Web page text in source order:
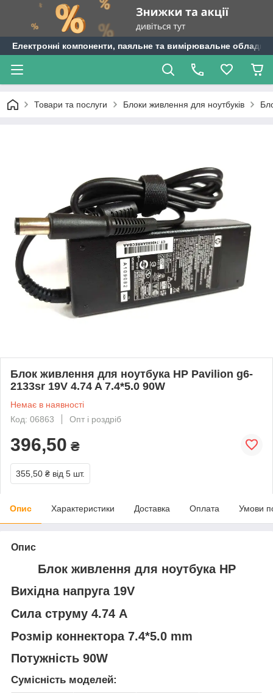
Електронні компоненти, паяльне та вимірювальне
Товари та послуги Блоки живлення для ноутбуків
Блок живлення для ноутбука HP Pavilion g6-
2133sr 19V 4.74 A 7.4*5.0 90W
Немає в наявності
Код: 06863
Опт і роздріб
396,50 ₴
355,50 ₴ від 5 шт.
Опис Характеристики Доставка Оплата Умови
Опис
Блок живлення для ноутбука HP
Вихідна напруга 19V
Сила струму 4.74 A
Розмір коннектора 7.4*5.0 mm
Потужність 90W
Сумісність моделей: